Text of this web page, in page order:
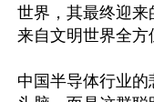
世界，其最终迎
来自文明世界全方
中国半导体行业